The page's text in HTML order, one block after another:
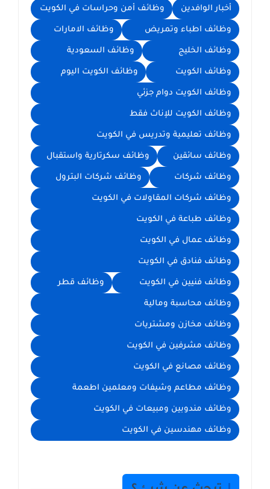
أخبار الوافدين وظائف أمن وحراسات في الكويت
وظائف اطباء وتمريض وظائف الامارات
وظائف الخليج وظائف السعودية
وظائف الكويت وظائف الكويت اليوم
وظائف الكويت دوام جزئي
وظائف الكويت للإناث فقط
وظائف تعليمية وتدريس في الكويت
وظائف سائقين وظائف سكرتارية واستقبال
وظائف شركات وظائف شركات البترول
وظائف شركات المقاولات في الكويت
وظائف طباعة في الكويت
وظائف عمال في الكويت
وظائف فنادق في الكويت
وظائف فنيين في الكويت وظائف قطر
وظائف محاسبة ومالية
وظائف مخازن ومشتريات
وظائف مشرفين في الكويت
وظائف مصانع في الكويت
وظائف مطاعم وشيفات ومعلمين اطعمة
وظائف مندوبين ومبيعات في الكويت
وظائف مهندسين في الكويت